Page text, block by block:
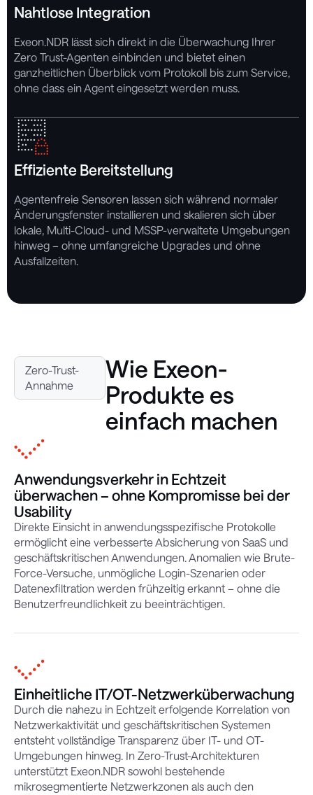
Nahtlose Integration
Exeon.NDR lässt sich direkt in die Überwachung Ihrer
Zero Trust-Agenten einbinden und bietet einen
ganzheitlichen Überblick vom Protokoll bis zum Service,
ohne dass ein Agent eingesetzt werden muss.
Effiziente Bereitstellung
Agentenfreie Sensoren lassen sich während normaler
Änderungsfenster installieren und skalieren sich über
lokale, Multi-Cloud- und MSSP-verwaltete Umgebungen
hinweg – ohne umfangreiche Upgrades und ohne
Ausfallzeiten.
Zero-Trust-
Annahme
Wie Exeon-
Produkte es
einfach machen
Anwendungsverkehr in Echtzeit
überwachen – ohne Kompromisse bei der
Usability
Direkte Einsicht in anwendungsspezifische Protokolle
ermöglicht eine verbesserte Absicherung von SaaS und
geschäftskritischen Anwendungen. Anomalien wie Brute-
Force-Versuche, unmögliche Login-Szenarien oder
Datenexfiltration werden frühzeitig erkannt – ohne die
Benutzerfreundlichkeit zu beeinträchtigen.
Einheitliche IT/OT-Netzwerküberwachung
Durch die nahezu in Echtzeit erfolgende Korrelation von
Netzwerkaktivität und geschäftskritischen Systemen
entsteht vollständige Transparenz über IT- und OT-
Umgebungen hinweg. In Zero-Trust-Architekturen
unterstützt Exeon.NDR sowohl bestehende
mikrosegmentierte Netzwerkzonen als auch den